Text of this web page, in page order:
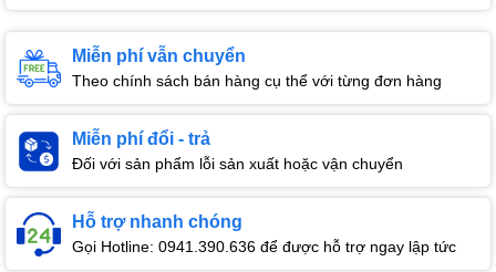
Miễn phí vẫn chuyển
Theo chính sách bán hàng cụ thể với từng đơn hàng
Miễn phí đổi - trả
Đối với sản phẩm lỗi sản xuất hoặc vận chuyển
Hỗ trợ nhanh chóng
Gọi Hotline: 0941.390.636 để được hỗ trợ ngay lập tức